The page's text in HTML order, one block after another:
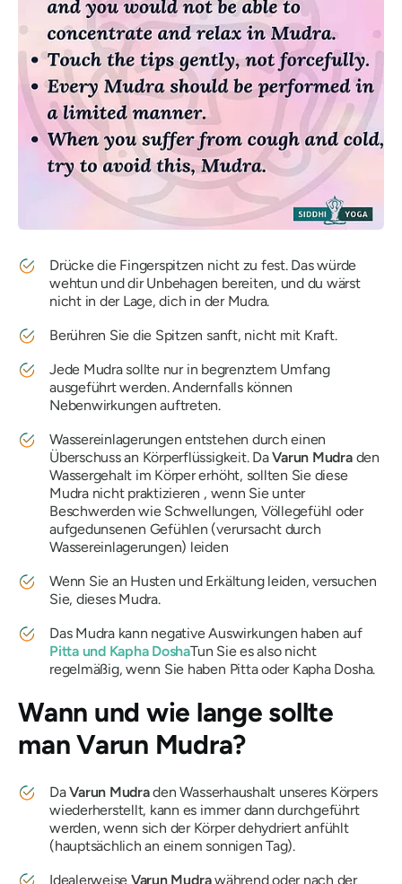
Drücke die Fingerspitzen nicht zu fest. Das würde
wehtun und dir Unbehagen bereiten, und du wärst
nicht in der Lage, dich in der Mudra.
Berühren Sie die Spitzen sanft, nicht mit Kraft.
Jede Mudrasollte nur in begrenztem Umfang
ausgeführt werden. Andernfalls können
Nebenwirkungen auftreten.
Wassereinlagerungen entstehen durch einen
Überschuss an Körperflüssigkeit. DaVarun Mudraden
Wassergehalt im Körper erhöht, sollten Sie diese
Mudranicht praktizieren , wenn Sie unter
Beschwerden wie Schwellungen, Völlegefühl oder
aufgedunsenen Gefühlen (verursacht durch
Wassereinlagerungen) leiden
Wenn Sie an Husten und Erkältung leiden, versuchen
Sie, dieses Mudra.
Das Mudrakann negative Auswirkungen haben auf
Pittaund Kapha DoshaTun Sie es also nicht
regelmäßig, wenn Sie haben Pittaoder Kapha Dosha.
Wann und wie lange sollte
manVarun Mudra?
DaVarun Mudraden Wasserhaushalt unseres Körpers
wiederherstellt, kann es immer dann durchgeführt
werden, wenn sich der Körper dehydriert anfühlt
(hauptsächlich an einem sonnigen Tag).
Idealerweise Varun Mudrawährend oder nach der